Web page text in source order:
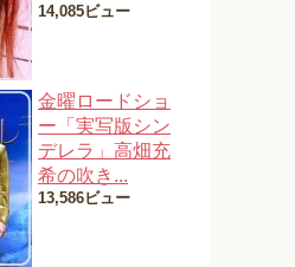
14,085ビュー
金曜ロードショ
ー「実写版シン
デレラ」高畑充
希の吹き...
13,586ビュー